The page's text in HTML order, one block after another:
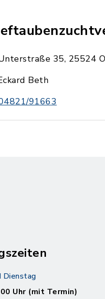
35, 25524
Beth
91663
Dienstag
Uhr (mit Termin)